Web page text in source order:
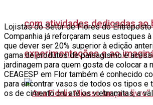
com atividades dedicadas ao
experimentações e ao
Lojistas do Setor de Flores do Entreposto
Companhia já reforçaram seus estoques
que dever ser 20% superior à edição
gama de produtos de paisagismo e
jardinagem para quem gosta de colocar a
CEAGESP em Flor também é conhecido
para encontrar vasos de todos os tipos e
os de cimento cru até os vietnamitas, a